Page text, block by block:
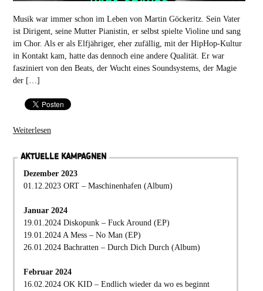
Musik war immer schon im Leben von Martin Göckeritz. Sein Vater
ist Dirigent, seine Mutter Pianistin, er selbst spielte Violine und sang
im Chor. Als er als Elfjähriger, eher zufällig, mit der HipHop-Kultur
in Kontakt kam, hatte das dennoch eine andere Qualität. Er war
fasziniert von den Beats, der Wucht eines Soundsystems, der Magie
der […]
Weiterlesen
AKTUELLE KAMPAGNEN
Dezember 2023
01.12.2023 ORT – Maschinenhafen (Album)
Januar 2024
19.01.2024 Diskopunk – Fuck Around (EP)
19.01.2024 A Mess – No Man (EP)
26.01.2024 Bachratten – Durch Dich Durch (Album)
Februar 2024
16.02.2024 OK KID – Endlich wieder da wo es beginnt